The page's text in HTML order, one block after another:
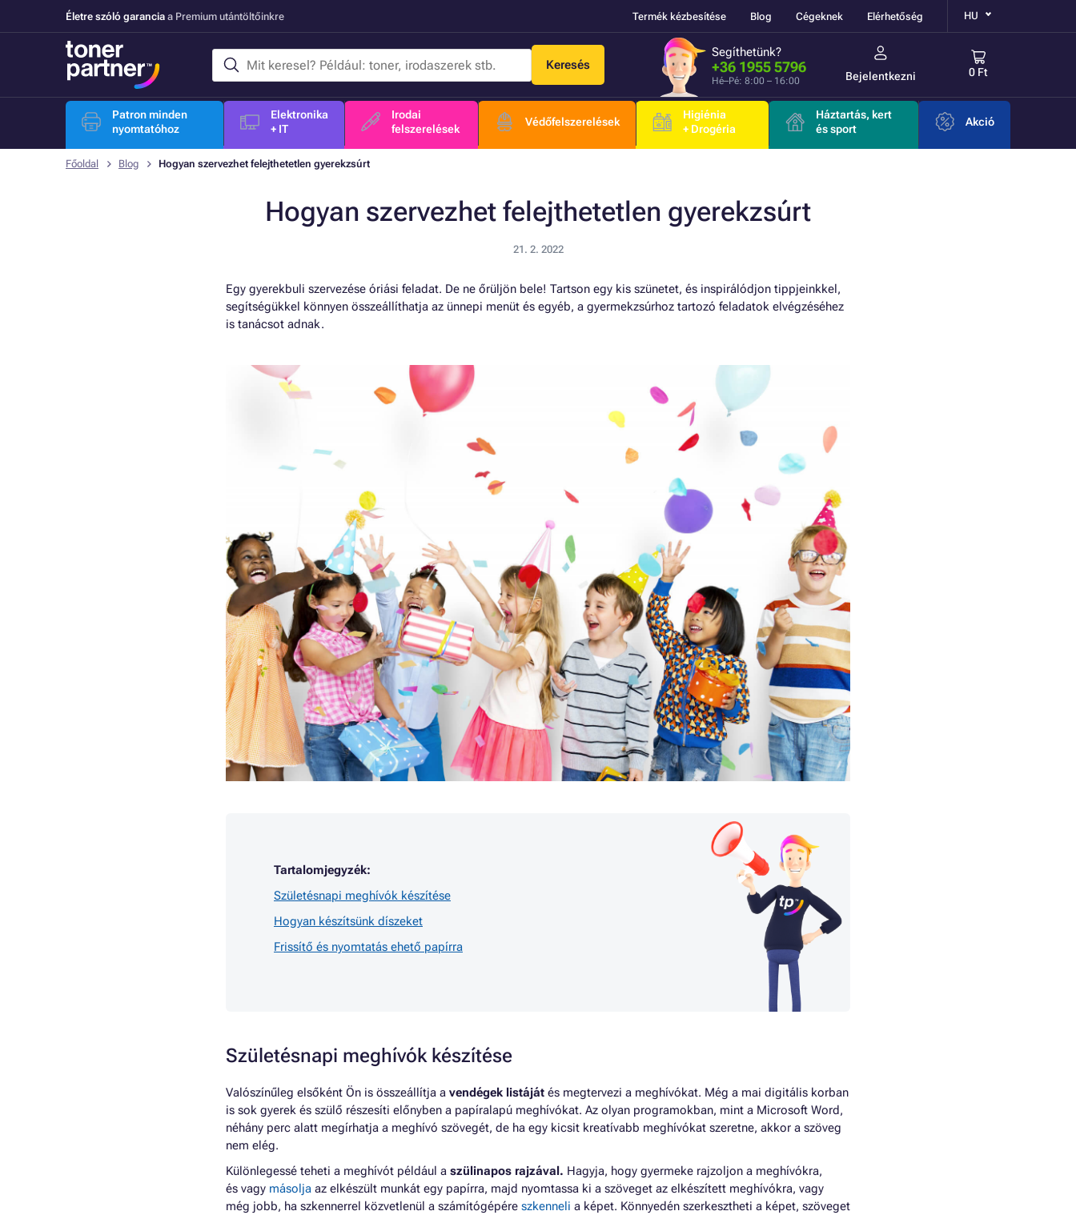
Életre szóló garancia a Premium utántöltőinkre Termék kézbesítése Blog Cégeknek Elérhetőség HU
Keresés
Segíthetünk?
+36 1955 5796
Hé–Pé: 8:00 – 16:00 Bejelentkezni 0 Ft
Patron minden
nyomtatóhoz
Elektronika
+ IT
Irodai
felszerelések
Védőfelszerelések
Higiénia
+ Drogéria
Háztartás, kert
és sport
Akció
Főoldal Blog Hogyan szervezhet felejthetetlen gyerekzsúrt
Hogyan szervezhet felejthetetlen gyerekzsúrt
21. 2. 2022
Egy gyerekbuli szervezése óriási feladat. De ne őrüljön bele! Tartson egy kis szünetet, és inspirálódjon tippjeinkkel,
segítségükkel könnyen összeállíthatja az ünnepi menüt és egyéb, a gyermekzsúrhoz tartozó feladatok elvégzéséhez
is tanácsot adnak.
Tartalomjegyzék:
Születésnapi meghívók készítése
Hogyan készítsünk díszeket
Frissítő és nyomtatás ehető papírra
Születésnapi meghívók készítése
Valószínűleg elsőként Ön is összeállítja a vendégek listáját és megtervezi a meghívókat. Még a mai digitális korban
is sok gyerek és szülő részesíti előnyben a papíralapú meghívókat. Az olyan programokban, mint a Microsoft Word,
néhány perc alatt megírhatja a meghívó szövegét, de ha egy kicsit kreatívabb meghívókat szeretne, akkor a szöveg
nem elég.
Különlegessé teheti a meghívót például a szülinapos rajzával. Hagyja, hogy gyermeke rajzoljon a meghívókra,
és vagy másolja az elkészült munkát egy papírra, majd nyomtassa ki a szöveget az elkészített meghívókra, vagy
még jobb, ha szkennerrel közvetlenül a számítógépére szkenneli a képet. Könnyedén szerkesztheti a képet, szöveget